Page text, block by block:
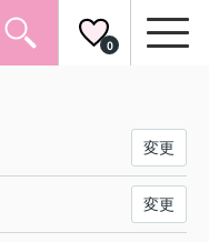
0
変更
変更